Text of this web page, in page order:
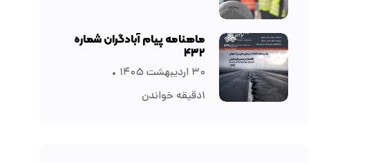
ماهنامه پیام آبادگران شماره
۴۳۲
۳۰ اردیبهشت ۱۴۰۵
۱دقیقه خواندن